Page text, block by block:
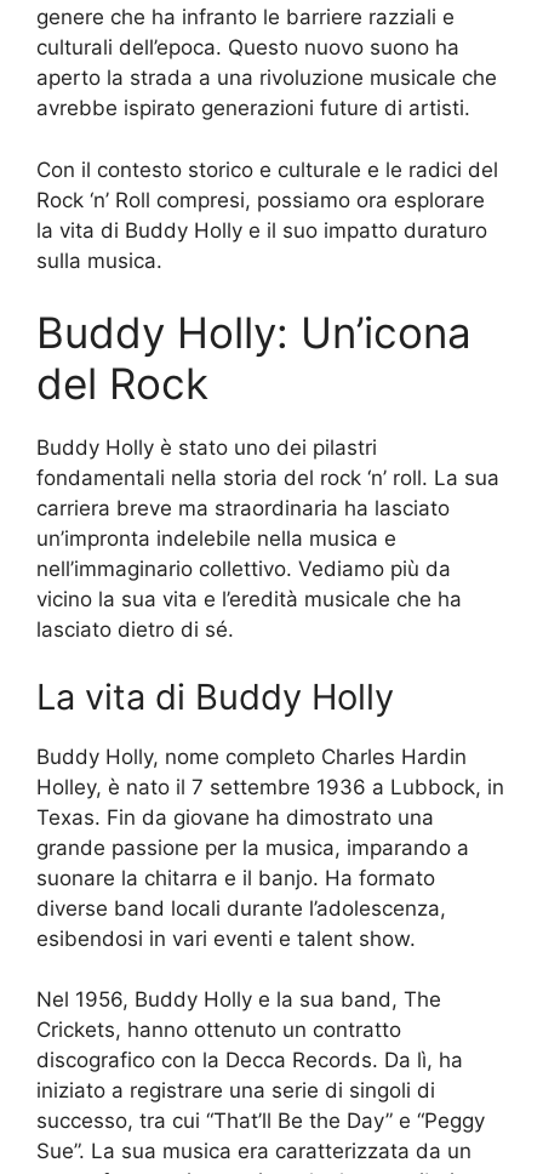
genere che ha infranto le barriere razziali e
culturali dell’epoca. Questo nuovo suono ha
aperto la strada a una rivoluzione musicale che
avrebbe ispirato generazioni future di artisti.
Con il contesto storico e culturale e le radici del
Rock ‘n’ Roll compresi, possiamo ora esplorare
la vita di Buddy Holly e il suo impatto duraturo
sulla musica.
Buddy Holly: Un’icona
del Rock
Buddy Holly è stato uno dei pilastri
fondamentali nella storia del rock ‘n’ roll. La sua
carriera breve ma straordinaria ha lasciato
un’impronta indelebile nella musica e
nell’immaginario collettivo. Vediamo più da
vicino la sua vita e l’eredità musicale che ha
lasciato dietro di sé.
La vita di Buddy Holly
Buddy Holly, nome completo Charles Hardin
Holley, è nato il 7 settembre 1936 a Lubbock, in
Texas. Fin da giovane ha dimostrato una
grande passione per la musica, imparando a
suonare la chitarra e il banjo. Ha formato
diverse band locali durante l’adolescenza,
esibendosi in vari eventi e talent show.
Nel 1956, Buddy Holly e la sua band, The
Crickets, hanno ottenuto un contratto
discografico con la Decca Records. Da lì, ha
iniziato a registrare una serie di singoli di
successo, tra cui “That’ll Be the Day” e “Peggy
Sue”. La sua musica era caratterizzata da un